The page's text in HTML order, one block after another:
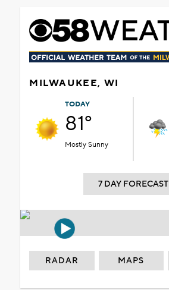
MILWAUKEE, WI
TODAY
81°
Mostly Sunny
7 DAY FORECAST
RADAR MAPS